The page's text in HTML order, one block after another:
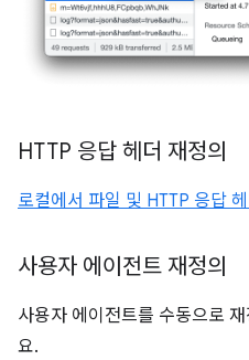
HTTP 응답 헤더 재정의
로컬에서 파일 및 HTTP 응답
사용자 에이전트 재정의
사용자 에이전트를 수동으로
요.